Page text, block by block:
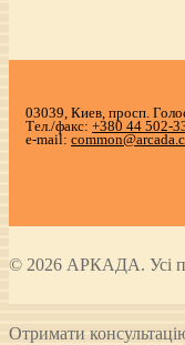
03039, Киев, просп.
Тел./факс: +380 44 502-
e-mail:
© 2026 АРКАДА. Усі
Отримати